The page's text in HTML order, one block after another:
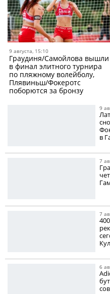
9 августа, 15:10
Граудиня/Самойлова вышли
в финал элитного турнира
по пляжному волейболу,
Плявиньш/Фокеротс
поборются за бронзу
9
в
7
7
6